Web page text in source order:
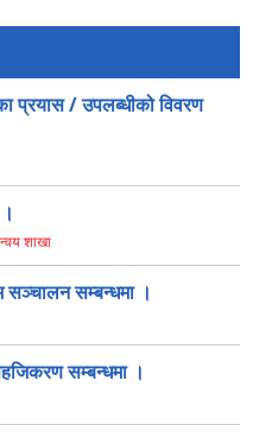
प्रयास / उपलब्धीको विवरण
शाखा
सञ्चालन सम्बन्धमा ।
सम्बन्धमा ।